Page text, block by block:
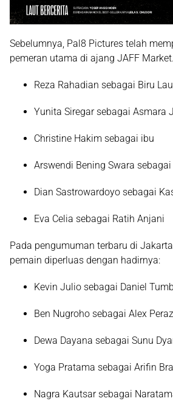
Sebelumnya, Pal8 Pictures telah
pemeran utama di ajang JAFF
Reza Rahadian sebagai Biru
Yunita Siregarsebagai Asmara
Christine Hakim sebagai ibu
Arswendi Bening Swara
Dian Sastrowardoyo sebagai
Eva Celia sebagai Ratih Anjani
Pada pengumuman terbaru di
pemain diperluas dengan hadirnya:
Kevin Julio sebagai Daniel
Ben Nugroho sebagai Alex
Dewa Dayana sebagai Sunu
Yoga Pratama sebagai Arifin
Nagra Kautsarsebagai